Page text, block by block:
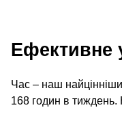
Ефективне
Час – наш
168 годин в